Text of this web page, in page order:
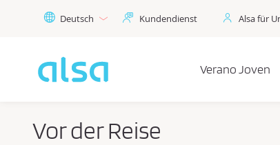
Zum Hauptinhalt springen
Deutsch Kundendienst Alsa für
Verano Joven
Vor der Reise